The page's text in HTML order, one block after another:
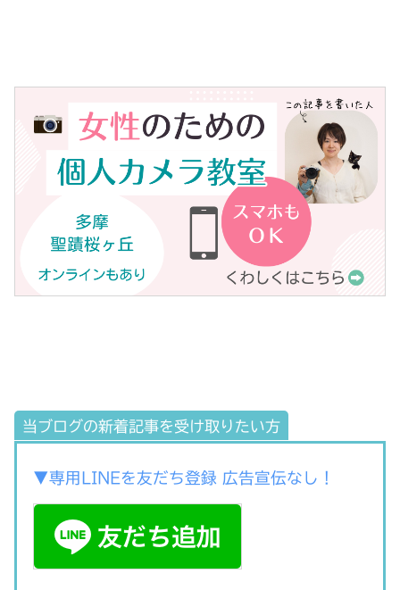
当ブログの新着記事を受け取りたい方
▼専用LINEを友だち登録 広告宣伝なし！